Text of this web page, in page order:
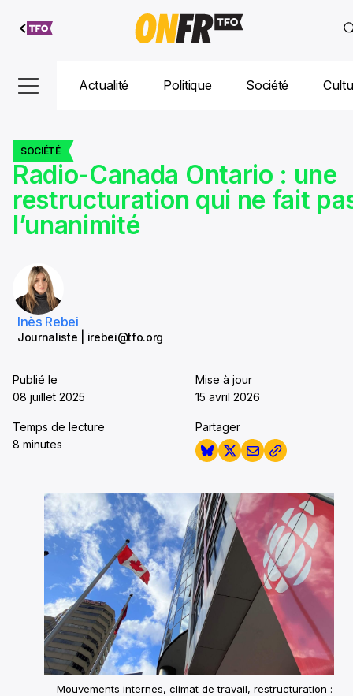
Aller au
contenu
Actualité Politique Société
SOCIÉTÉ
Radio-Canada Ontario : une
restructuration qui ne fait
l’unanimité
Inès Rebei
Journaliste | irebei@tfo.org
Publié le
08 juillet 2025
Mise à jour
15 avril 2026
Temps de lecture
8 minutes
Partager
Mouvements internes, climat de travail, restructuration :